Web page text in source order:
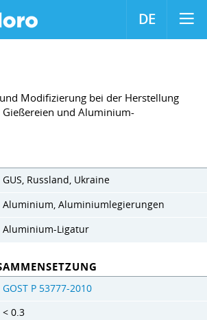
Modifizierung bei der Herstellung
und Aluminium-
GUS, Russland, Ukraine
Aluminium, Aluminiumlegierungen
Aluminium-Ligatur
GOST Р 53777-2010
< 0.3
DE